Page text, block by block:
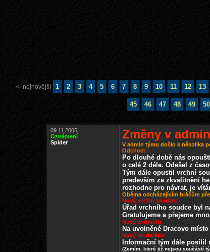
<- nejnovější 1 2 3 4 5 6 7 8 9 10 11 12 13
45 46 47 48 49 50
09.11.2005
Oznámení
Spider
Změny v
V admin týmu došlo k několika
Odchod:
Po dlouhé době nás
o celé 2 déle. Odešel z
Tým dále opustil vrchní
predevším za zkvalitnění
rozhodne pro návrat, je
Oběma odcházejícím hráčům
Nový vrchní soudce:
Úřad vrchního soudce byl
Gratulujeme a přejeme
Nový antimulti
Na uvolněné Dracovo
Nový moderátor
Informační tým dále posílil
(Zemím, které již nejsou součástí